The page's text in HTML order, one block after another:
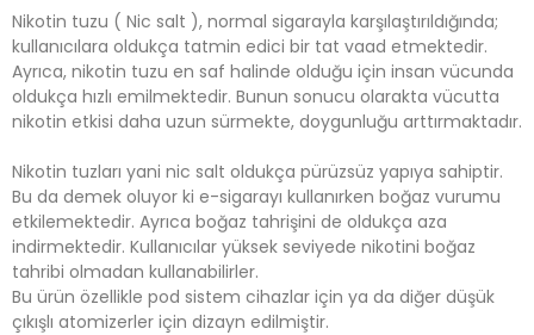
Nikotin tuzu ( Nic salt ), normal sigarayla karşılaştırıldığında;
kullanıcılara oldukça tatmin edici bir tat vaad etmektedir.
Ayrıca, nikotin tuzu en saf halinde olduğu için insan vücunda
oldukça hızlı emilmektedir. Bunun sonucu olarakta vücutta
nikotin etkisi daha uzun sürmekte, doygunluğu arttırmaktadır.
Nikotin tuzları yani nic salt oldukça pürüzsüz yapıya sahiptir.
Bu da demek oluyor ki e-sigarayı kullanırken boğaz vurumu
etkilemektedir. Ayrıca boğaz tahrişini de oldukça aza
indirmektedir. Kullanıcılar yüksek seviyede nikotini boğaz
tahribi olmadan kullanabilirler.
Bu ürün özellikle pod sistem cihazlar için ya da diğer düşük
çıkışlı atomizerler için dizayn edilmiştir.